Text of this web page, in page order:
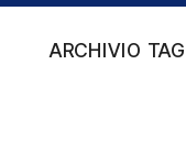
ARCHIVIO